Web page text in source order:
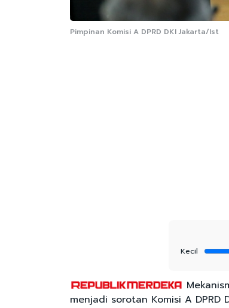
Pimpinan Komisi A DPRD DKI Jakarta/Ist
Kecil
menjadi sorotan Komisi A DPRD